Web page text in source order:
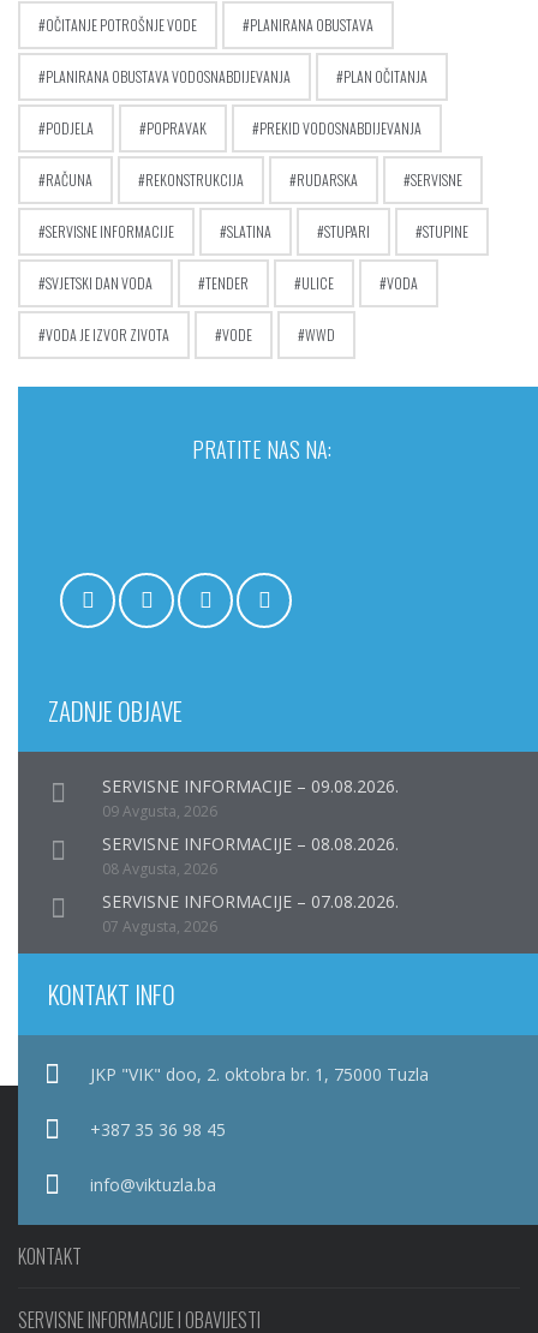
OČITANJE POTROŠNJE VODE PLANIRANA OBUSTAVA
PLANIRANA OBUSTAVA VODOSNABDIJEVANJA PLAN OČITANJA
PODJELA POPRAVAK PREKID VODOSNABDIJEVANJA
RAČUNA REKONSTRUKCIJA RUDARSKA SERVISNE
SERVISNE INFORMACIJE SLATINA STUPARI STUPINE
SVJETSKI DAN VODA TENDER ULICE VODA
VODA JE IZVOR ZIVOTA VODE WWD
PRATITE NAS NA:
ZADNJE OBJAVE
SERVISNE INFORMACIJE – 09.08.2026.
09 Avgusta, 2026
SERVISNE INFORMACIJE – 08.08.2026.
08 Avgusta, 2026
SERVISNE INFORMACIJE – 07.08.2026.
07 Avgusta, 2026
KONTAKT INFO
JKP "VIK" doo, 2. oktobra br. 1, 75000 Tuzla
+387 35 36 98 45
info@viktuzla.ba
KONTAKT
SERVISNE INFORMACIJE I OBAVIJESTI